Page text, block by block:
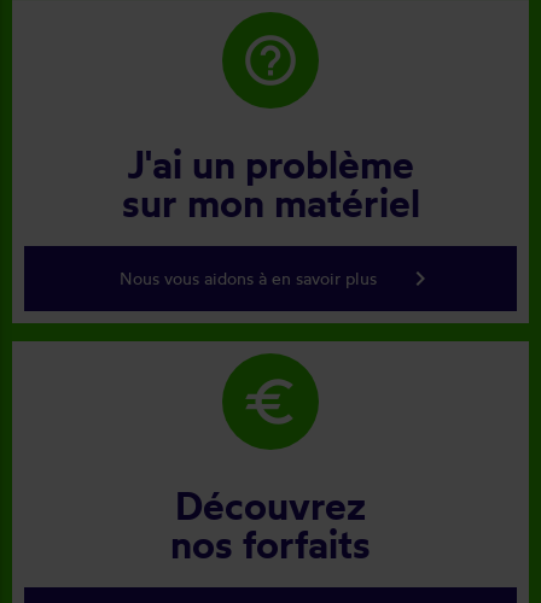
help_outline
J'ai un problème
sur mon matériel
Nous vous aidons à en savoir plus keyboard_arrow_right
euro
Découvrez
nos forfaits